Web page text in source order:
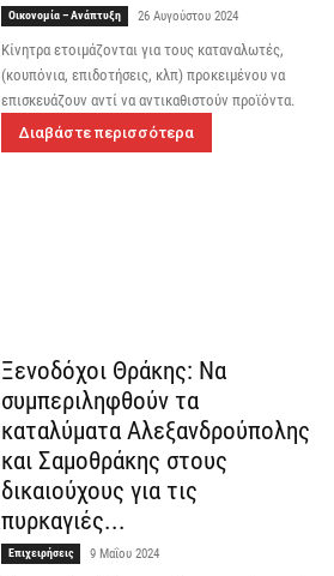
Οικονομία – Ανάπτυξη 26 Αυγούστου 2024
Κίνητρα ετοιμάζονται για τους καταναλωτές,
(κουπόνια, επιδοτήσεις, κλπ) προκειμένου να
επισκευάζουν αντί να αντικαθιστούν προϊόντα.
Διαβάστε περισσότερα
Ξενοδόχοι Θράκης: Να
συμπεριληφθούν τα
καταλύματα Αλεξανδρούπολης
και Σαμοθράκης στους
δικαιούχους για τις
πυρκαγιές...
Επιχειρήσεις 9 Μαΐου 2024